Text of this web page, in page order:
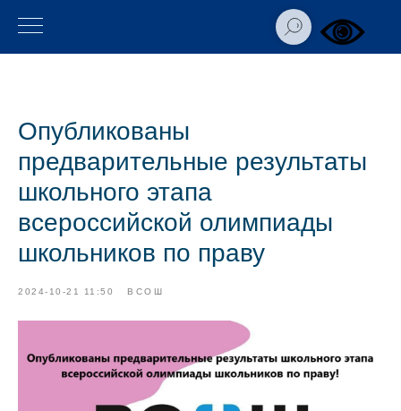
Опубликованы
предварительные результаты
школьного этапа
всероссийской олимпиады
школьников по праву
2024-10-21 11:50 ВСОШ